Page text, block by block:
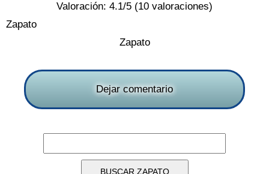
Valoración: 4.1/5 (10 valoraciones)
Zapato
Zapato
Dejar comentario